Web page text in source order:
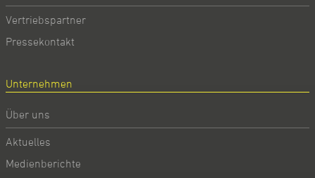
Vertriebspartner
Pressekontakt
Unternehmen
Über uns
Aktuelles
Medienberichte